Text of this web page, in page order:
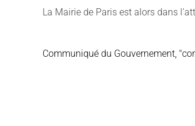
La Mairie de Paris est alors dans
Communiqué du Gouvernement,